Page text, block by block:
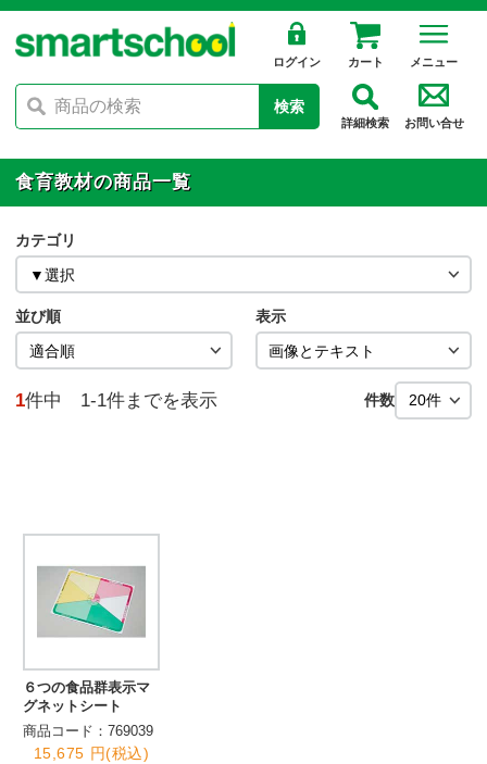
ログイン カート メニュー
検索
詳細検索 お問い合せ
食育教材の商品一覧
カテゴリ
並び順 表示
1件中 1-1件までを表示 件数
６つの食品群表示マ
グネットシート
商品コード：769039
15,675 円(税込)